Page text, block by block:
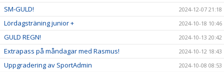
SM-GULD! 2024-12-07 21:18
Lördagsträning junior + 2024-10-18 10:46
GULD REGN! 2024-10-13 20:42
Extrapass på måndagar med Rasmus! 2024-10-12 18:43
Uppgradering av SportAdmin 2024-10-08 08:53